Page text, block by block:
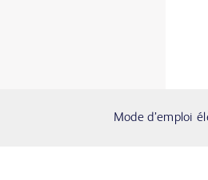
Mode d’emploi